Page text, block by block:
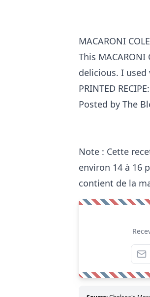
MACARONI
This
delicious. I used
PRINTED
Posted by The
Note : Cette
environ 14 à 16
contient de la